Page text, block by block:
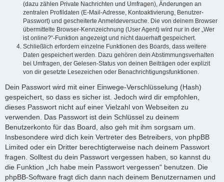
(dazu zählen Private Nachrichten und Umfragen), Änderungen an
zentralen Profildaten (E-Mail-Adresse, Kontoaktivierung, Benutzer-
Passwort) und gescheiterte Anmeldeversuche. Die von deinem Browser
übermittelte Browser-Kennzeichnung (User Agent) wird nur in der „Wer
ist online?“-Funktion angezeigt und nicht dauerhaft gespeichert.
Schließlich erfordern einzelne Funktionen des Boards, dass weitere
Daten gespeichert werden. Dazu gehören dein Abstimmungsverhalten
bei Umfragen, der Gelesen-Status von deinen Beiträgen oder explizit
von dir gesetzte Lesezeichen oder Benachrichtigungsfunktionen.
Dein Passwort wird mit einer Einwege-Verschlüsselung (Hash)
gespeichert, so dass es sicher ist. Jedoch wird dir empfohlen,
dieses Passwort nicht auf einer Vielzahl von Webseiten zu
verwenden. Das Passwort ist dein Schlüssel zu deinem
Benutzerkonto für das Board, also geh mit ihm sorgsam um.
Insbesondere wird dich kein Vertreter des Betreibers, von phpBB
Limited oder ein Dritter berechtigterweise nach deinem Passwort
fragen. Solltest du dein Passwort vergessen haben, so kannst du
die Funktion „Ich habe mein Passwort vergessen“ benutzen. Die
phpBB-Software fragt dich dann nach deinem Benutzernamen und